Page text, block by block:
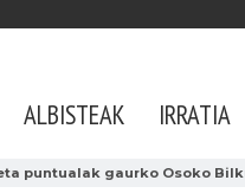
ALBISTEAK IRRATIA
puntualak gaurko Osoko